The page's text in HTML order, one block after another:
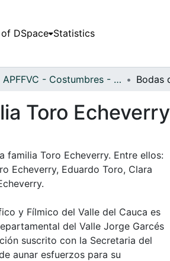
DSpace Statistics
APFFVC - Costumbres - Patrimonial
Toro Echeverry
familia Toro Echeverry. Entre ellos:
Echeverry, Eduardo Toro, Clara
y Fílmico del Valle del Cauca es
del Valle Jorge Garcés
suscrito con la Secretaria del
aunar esfuerzos para su